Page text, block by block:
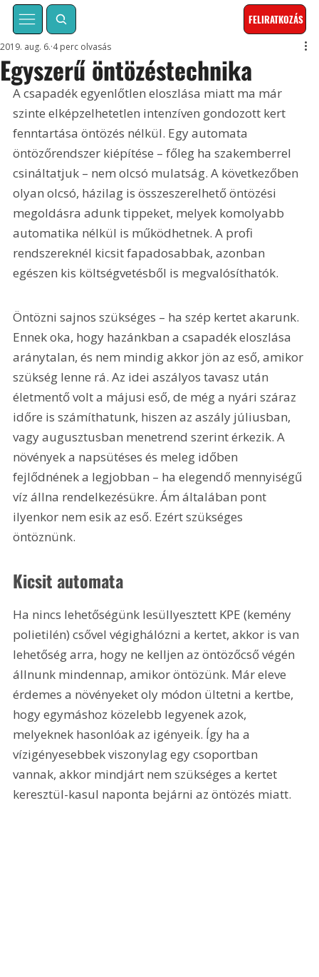
FELIRATKOZÁS
Egyszerű öntözéstechnika
2019. aug. 6. 4 perc olvasás
A csapadék egyenlőtlen eloszlása miatt ma már
szinte elképzelhetetlen intenzíven gondozott kert
fenntartása öntözés nélkül. Egy automata
öntözőrendszer kiépítése – főleg ha szakemberrel
csináltatjuk – nem olcsó mulatság. A következőben
olyan olcsó, házilag is összeszerelhető öntözési
megoldásra adunk tippeket, melyek komolyabb
automatika nélkül is működhetnek. A profi
rendszereknél kicsit fapadosabbak, azonban
egészen kis költségvetésből is megvalósíthatók.
Öntözni sajnos szükséges – ha szép kertet akarunk.
Ennek oka, hogy hazánkban a csapadék eloszlása
aránytalan, és nem mindig akkor jön az eső, amikor
szükség lenne rá. Az idei aszályos tavasz után
életmentő volt a májusi eső, de még a nyári száraz
időre is számíthatunk, hiszen az aszály júliusban,
vagy augusztusban menetrend szerint érkezik. A
növények a napsütéses és meleg időben
fejlődnének a legjobban – ha elegendő mennyiségű
víz állna rendelkezésükre. Ám általában pont
ilyenkor nem esik az eső. Ezért szükséges
öntöznünk.
Kicsit automata
Ha nincs lehetőségünk lesüllyesztett KPE (kemény
polietilén) csővel végighálózni a kertet, akkor is van
lehetőség arra, hogy ne kelljen az öntözőcső végén
állnunk mindennap, amikor öntözünk. Már eleve
érdemes a növényeket oly módon ültetni a kertbe,
hogy egymáshoz közelebb legyenek azok,
melyeknek hasonlóak az igényeik. Így ha a
vízigényesebbek viszonylag egy csoportban
vannak, akkor mindjárt nem szükséges a kertet
keresztül-kasul naponta bejárni az öntözés miatt.